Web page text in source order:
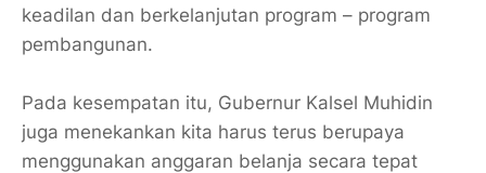
keadilan dan berkelanjutan program – program
pembangunan.
Pada kesempatan itu, Gubernur Kalsel Muhidin
juga menekankan kita harus terus berupaya
menggunakan anggaran belanja secara tepat